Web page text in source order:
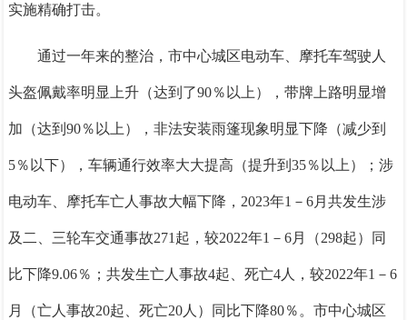
实施精确打击。
通过一年来的整治，市中心城区电动车、摩托车驾驶人
头盔佩戴率明显上升（达到了90％以上），带牌上路明显增
加（达到90％以上），非法安装雨篷现象明显下降（减少到
5％以下），车辆通行效率大大提高（提升到35％以上）；涉
电动车、摩托车亡人事故大幅下降，2023年1－6月共发生涉
及二、三轮车交通事故271起，较2022年1－6月（298起）同
比下降9.06％；共发生亡人事故4起、死亡4人，较2022年1－6
月（亡人事故20起、死亡20人）同比下降80％。市中心城区